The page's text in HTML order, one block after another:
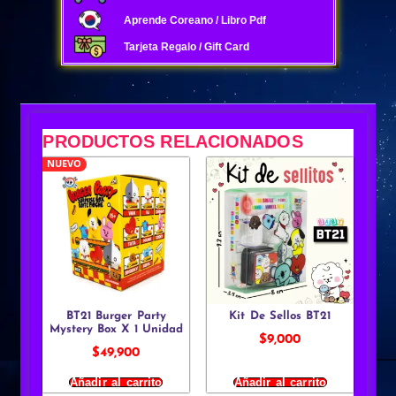
Aprende Coreano / Libro Pdf
Tarjeta Regalo / Gift Card
PRODUCTOS RELACIONADOS
NUEVO
BT21 Burger Party
Mystery Box X 1 Unidad
$49,900
Añadir al carrito
Kit De Sellos BT21
$9,000
Añadir al carrito